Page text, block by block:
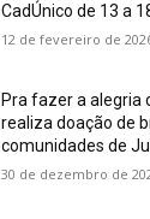
CadÚnico de 13 a
12 de fevereiro de
Pra fazer a alegria
realiza doação de
comunidades de
30 de dezembro de